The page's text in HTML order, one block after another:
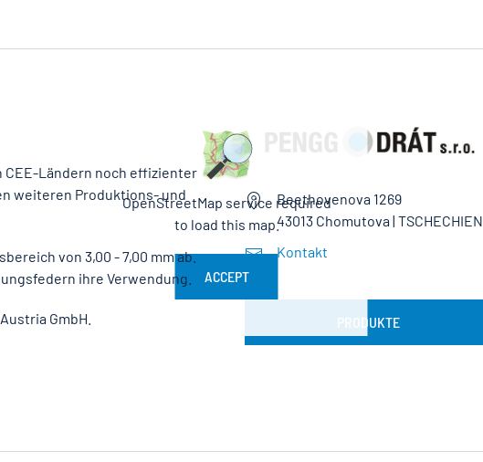
OpenStreetMap service required
to load this map.
ACCEPT
CEE-Ländern noch effizienter
weiteren Produktions- und
von 3,00 - 7,00 mm ab.
ihre Verwendung.
GmbH.
Beethovenova 1269
43013 Chomutova | TSCHECHIEN
Kontakt
PRODUKTE